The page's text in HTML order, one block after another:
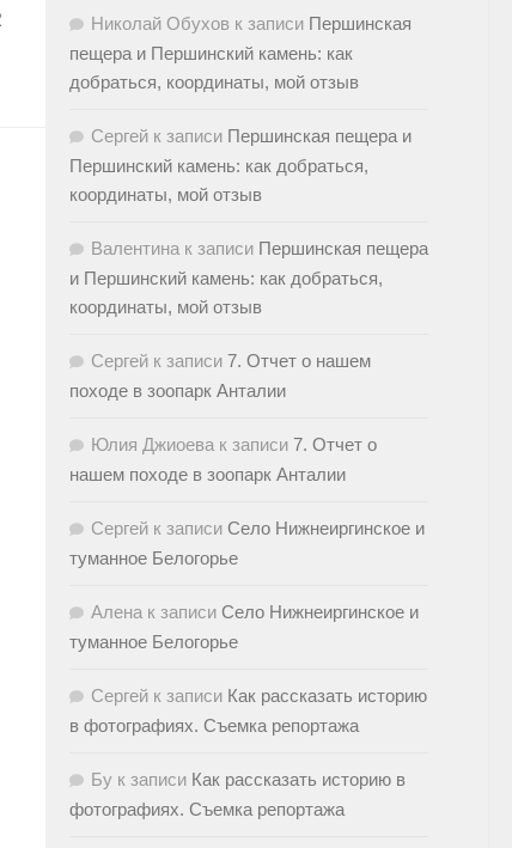
Николай Обухов к записи Першинская
пещера и Першинский камень: как
добраться, координаты, мой отзыв
Сергей к записи Першинская пещера и
Першинский камень: как добраться,
координаты, мой отзыв
Валентина к записи Першинская пещера
и Першинский камень: как добраться,
координаты, мой отзыв
Сергей к записи 7. Отчет о нашем
походе в зоопарк Анталии
Юлия Джиоева к записи 7. Отчет о
нашем походе в зоопарк Анталии
Сергей к записи Село Нижнеиргинское и
туманное Белогорье
Алена к записи Село Нижнеиргинское и
туманное Белогорье
Сергей к записи Как рассказать историю
в фотографиях. Съемка репортажа
Бу к записи Как рассказать историю в
фотографиях. Съемка репортажа